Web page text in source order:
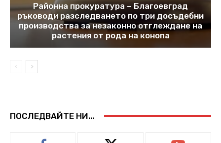
Районна прокуратура – Благоевград
ръководи разследването по три досъдебни
производства за незаконно отглеждане на
растения от рода на конопа
ПОСЛЕДВАЙТЕ НИ...